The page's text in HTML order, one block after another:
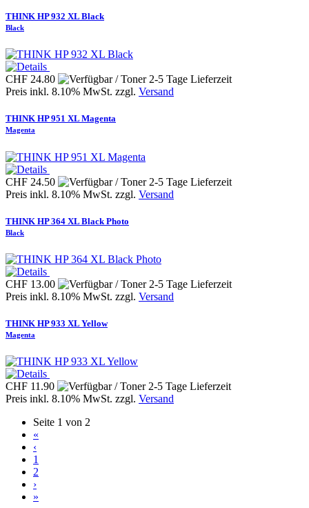
THINK HP 932 XL Black
Black
CHF 24.80
Preis inkl. 8.10% MwSt. zzgl. Versand
THINK HP 951 XL Magenta
Magenta
CHF 24.50
Preis inkl. 8.10% MwSt. zzgl. Versand
THINK HP 364 XL Black Photo
Black
CHF 13.00
Preis inkl. 8.10% MwSt. zzgl. Versand
THINK HP 933 XL Yellow
Magenta
CHF 11.90
Preis inkl. 8.10% MwSt. zzgl. Versand
Seite 1 von 2
«
‹
1
2
›
»